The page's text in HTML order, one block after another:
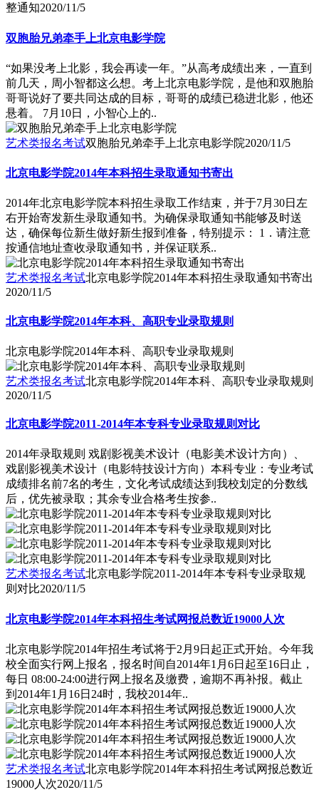
整通知2020/11/5
双胞胎兄弟牵手上北京电影学院
“如果没考上北影，我会再读一年。”从高考成绩出来，一直到
前几天，周小智都这么想。考上北京电影学院，是他和双胞胎
哥哥说好了要共同达成的目标，哥哥的成绩已稳进北影，他还
悬着。 7月10日，小智心上的..
艺术类报名考试双胞胎兄弟牵手上北京电影学院2020/11/5
北京电影学院2014年本科招生录取通知书寄出
2014年北京电影学院本科招生录取工作结束，并于7月30日左
右开始寄发新生录取通知书。为确保录取通知书能够及时送
达，确保每位新生做好新生报到准备，特别提示： 1．请注意
按通信地址查收录取通知书，并保证联系..
艺术类报名考试北京电影学院2014年本科招生录取通知书寄出
2020/11/5
北京电影学院2014年本科、高职专业录取规则
北京电影学院2014年本科、高职专业录取规则
艺术类报名考试北京电影学院2014年本科、高职专业录取规则
2020/11/5
北京电影学院2011-2014年本专科专业录取规则对比
2014年录取规则 戏剧影视美术设计（电影美术设计方向）、
戏剧影视美术设计（电影特技设计方向）本科专业：专业考试
成绩排名前7名的考生，文化考试成绩达到我校划定的分数线
后，优先被录取；其余专业合格考生按参..
艺术类报名考试北京电影学院2011-2014年本专科专业录取规
则对比2020/11/5
北京电影学院2014年本科招生考试网报总数近19000人次
北京电影学院2014年招生考试将于2月9日起正式开始。今年我
校全面实行网上报名，报名时间自2014年1月6日起至16日止，
每日 08:00-24:00进行网上报名及缴费，逾期不再补报。截止
到2014年1月16日24时，我校2014年..
艺术类报名考试北京电影学院2014年本科招生考试网报总数近
19000人次2020/11/5